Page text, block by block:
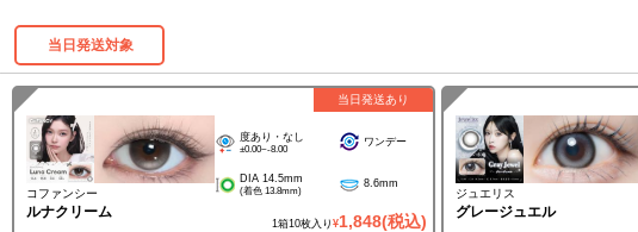
当日発送対象
コファンシー
ルナクリーム
度あり・なし
±0.00~-8.00
ワンデー
DIA 14.5mm
(着色 13.8mm)
8.6mm
1箱10枚入り ¥1,848(税込)
当日発送あり
ジュエリス
グレージュエル